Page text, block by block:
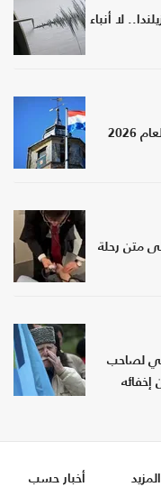
لا أنباء
تصنيف الدول على مؤشر جودة الحياة للعام 2026
متن رحلة
لصاحب
إخفائه
المزيد
أخبار حسب